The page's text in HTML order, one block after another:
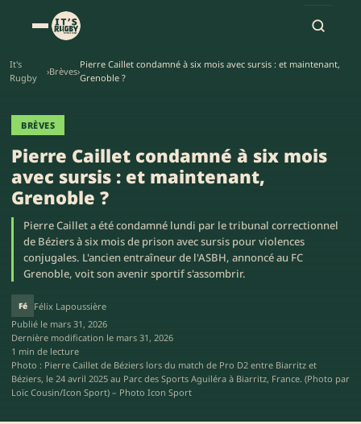
It's
Rugby
›Brèves›
Pierre Caillet condamné à six mois avec sursis : et maintenant,
Grenoble ?
BRÈVES
Pierre Caillet condamné à six mois
avec sursis : et maintenant,
Grenoble ?
Pierre Caillet a été condamné lundi par le tribunal correctionnel
de Béziers à six mois de prison avec sursis pour violences
conjugales. L'ancien entraîneur de l'ASBH, annoncé au FC
Grenoble, voit son avenir sportif s'assombrir.
Fé
Félix Lapoussière
Publié le mars 31, 2026
Dernière modification le mars 31, 2026
1 min de lecture
Photo : Pierre Caillet de Béziers lors du match de Pro D2 entre Biarritz et
Béziers, le 24 avril 2025 au Parc des Sports Aguiléra à Biarritz, France. (Photo par
Loïc Cousin/Icon Sport) – Photo Icon Sport